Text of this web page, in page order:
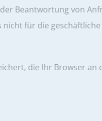
Beantwortung von
für die
die Ihr Browser an